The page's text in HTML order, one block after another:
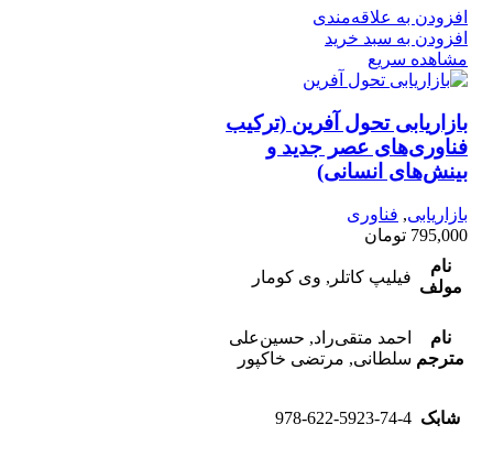
افزودن به علاقه‌مندی
افزودن به سبد خرید
مشاهده سریع
بازاریابی تحول آفرین (ترکیب
فناوری‌های عصر جدید و
بینش‌های انسانی)
بازاریابی, فناوری
795,000 تومان
نام
مولف
فیلیپ کاتلر, وی کومار
نام
مترجم
احمد متقی‌راد, حسین‌علی
سلطانی, مرتضی خاکپور
شابک 978-622-5923-74-4